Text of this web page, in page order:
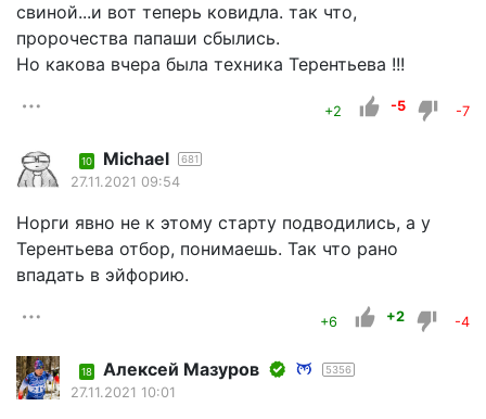
свиной...и вот теперь ковидла. так что,
пророчества папаши сбылись.
Но какова вчера была техника Терентьева !!!
+2 -5 -7
10 Michael 681
27.11.2021 09:54
Норги явно не к этому старту подводились, а у
Терентьева отбор, понимаешь. Так что рано
впадать в эйфорию.
+6 +2 -4
18 Алексей Мазуров 5356
27.11.2021 10:01